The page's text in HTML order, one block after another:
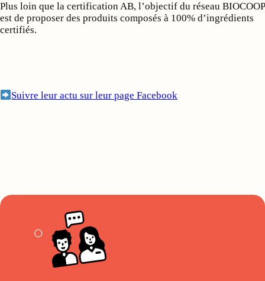
Plus loin que la certification AB, l’objectif du réseau BIOCOOP
est de proposer des produits composés à 100% d’ingrédients
certifiés.
Suivre leur actu sur leur page Facebook